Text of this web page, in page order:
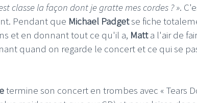
classe la façon dont je gratte mes cordes ? ».
Pendant que Michael Padgetse fiche
et en donnant tout ce qu'il a, Matta l'air de
quand on regarde le concert et ce qui se
termine son concert en trombes avec « Tears